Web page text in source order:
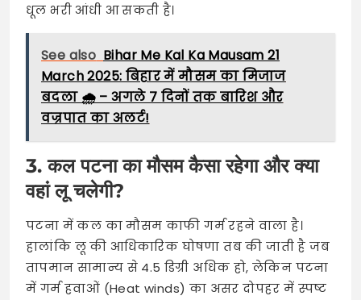
धूल भरी आंधी आ सकती है।
See also Bihar Me Kal Ka Mausam 21
March 2025: बिहार में मौसम का मिजाज
बदला 🌧️ – अगले 7 दिनों तक बारिश और
वज्रपात का अलर्ट!
3. कल पटना का मौसम कैसा रहेगा और क्या
वहां लू चलेगी?
पटना में कल का मौसम काफी गर्म रहने वाला है।
हालांकि लू की आधिकारिक घोषणा तब की जाती है जब
तापमान सामान्य से 4.5 डिग्री अधिक हो, लेकिन पटना
में गर्म हवाओं (Heat winds) का असर दोपहर में स्पष्ट